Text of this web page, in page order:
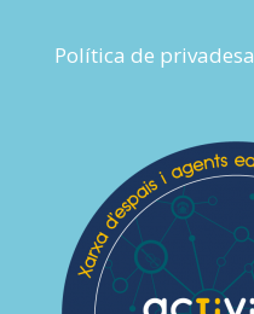
Política de privadesa